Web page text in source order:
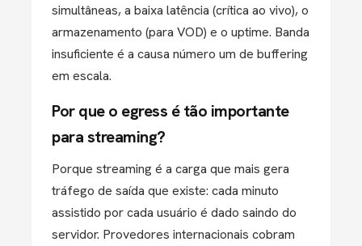
simultâneas, a baixa latência (crítica ao vivo), o
armazenamento (para VOD) e o uptime. Banda
insuficiente é a causa número um de buffering
em escala.
Por que o egress é tão importante
para streaming?
Porque streaming é a carga que mais gera
tráfego de saída que existe: cada minuto
assistido por cada usuário é dado saindo do
servidor. Provedores internacionais cobram